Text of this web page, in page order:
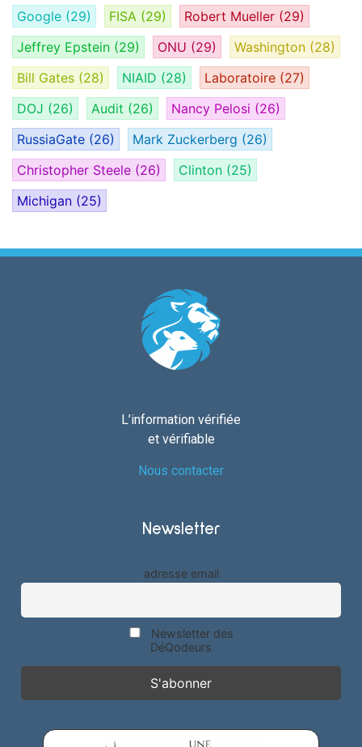
Google (29) FISA (29) Robert Mueller (29)
Jeffrey Epstein (29) ONU (29) Washington (28)
Bill Gates (28) NIAID (28) Laboratoire (27)
DOJ (26) Audit (26) Nancy Pelosi (26)
RussiaGate (26) Mark Zuckerberg (26)
Christopher Steele (26) Clinton (25)
Michigan (25)
L’information vérifiée
et vérifiable
Nous contacter
Newsletter
adresse email
Newsletter des
DéQodeurs